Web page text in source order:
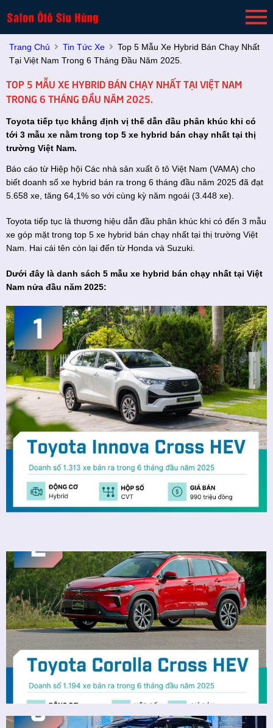
Trang Chủ Tin Tức Xe
Top 5 Mẫu Xe Hybrid Bán Chạy Nhất
Tại Việt Nam Trong 6 Tháng Đầu Năm 2025.
TOP 5 MẪU XE HYBRID BÁN CHẠY NHẤT TẠI VIỆT NAM
TRONG 6 THÁNG ĐẦU NĂM 2025.
Toyota tiếp tục khẳng định vị thế dẫn đầu phân khúc khi có
tới 3 mẫu xe nằm trong top 5 xe hybrid bán chạy nhất tại thị
trường Việt Nam.
Báo cáo từ Hiệp hội Các nhà sản xuất ô tô Việt Nam (VAMA) cho
biết doanh số xe hybrid bán ra trong 6 tháng đầu năm 2025 đã đạt
5.658 xe, tăng 64,1% so với cùng kỳ năm ngoái (3.448 xe).
Toyota tiếp tục là thương hiệu dẫn đầu phân khúc khi có đến 3 mẫu
xe góp mặt trong top 5 xe hybrid bán chạy nhất tại thị trường Việt
Nam. Hai cái tên còn lại đến từ Honda và Suzuki.
Dưới đây là danh sách 5 mẫu xe hybrid bán chạy nhất tại Việt
Nam nửa đầu năm 2025: